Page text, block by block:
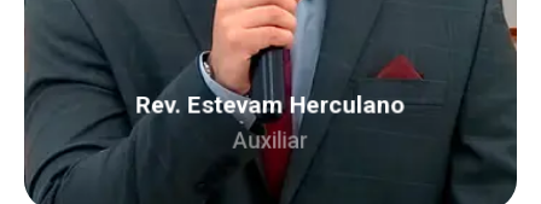
Rev. Estevam Herculano
Auxiliar
(MDiv) pelo Centro Presbiteriano de Pós-
graduação Andrew Jumper.